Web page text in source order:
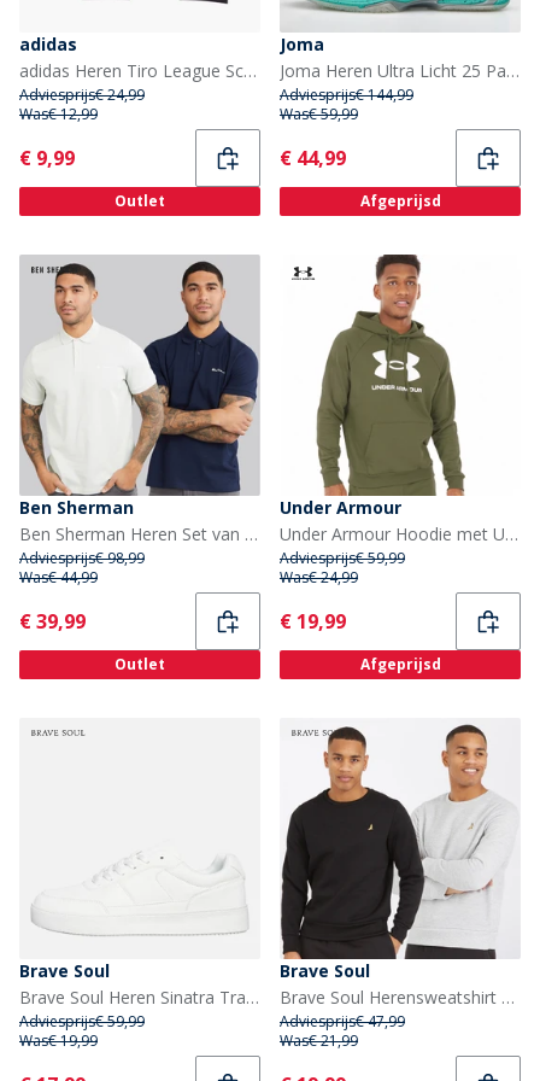
adidas
adidas Heren Tiro League Scheenbeschermers Lucid Lemon/Wit/Lime Burst
Adviesprijs€ 24,99
Was€ 12,99
Current
€ 9,99
Outlet
Joma
Joma Heren Ultra Licht 25 Padel Schoenen Zwart
Adviesprijs€ 144,99
Was€ 59,99
Current
€ 44,99
Afgeprijsd
Ben Sherman
Ben Sherman Heren Set van 2 effen polo shirts Light Green/Dark Navy
Adviesprijs€ 98,99
Was€ 44,99
Current
€ 39,99
Outlet
Under Armour
Under Armour Hoodie met UA Rival Fleece Logo voor Heren Marine OD Groen/Wit
Adviesprijs€ 59,99
Was€ 24,99
Current
€ 19,99
Afgeprijsd
Brave Soul
Brave Soul Heren Sinatra Trainers Wit
Adviesprijs€ 59,99
Was€ 19,99
Brave Soul
Brave Soul Herensweatshirt Winston Set van 2 Zwart/Grijs
Adviesprijs€ 47,99
Was€ 21,99